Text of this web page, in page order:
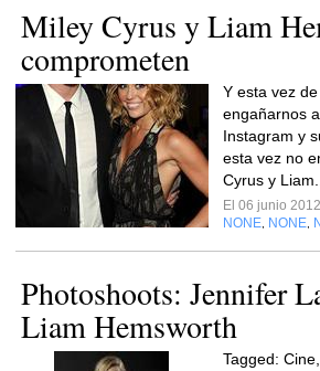
Miley Cyrus y Liam
comprometen
Y esta vez
engañarnos
Instagram y
esta vez no
Cyrus y
El 06 junio
NONE NONE
Photoshoots: Jennifer
Liam Hemsworth
Tagged: